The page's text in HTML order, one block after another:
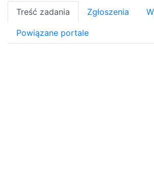
Treść zadania Zgłoszenia
Powiązane portale